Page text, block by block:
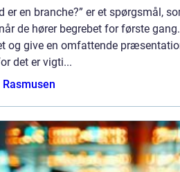
er en branche?” er et spørgsmål,
de hører begrebet for første
og give en omfattende
det er vigti...